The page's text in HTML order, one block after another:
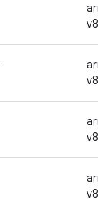
v8a
v8a
v8a
v8a